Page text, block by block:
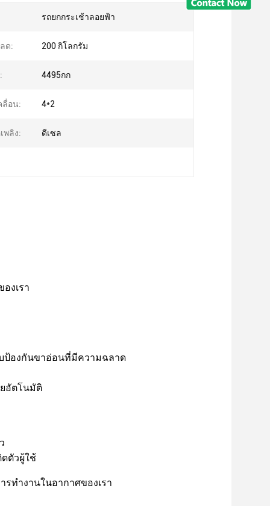
รถยกกระเช้าลอยฟ้า
ด: 200 กิโลกรัม
4495กก
ลื่อน: 4*2
พลิง: ดีเซล
งเรา
ป้องกันขาอ่อนที่มีความฉลาด
อัตโนมัติ
ตัวผู้ใช้
ทํางานในอากาศของเรา